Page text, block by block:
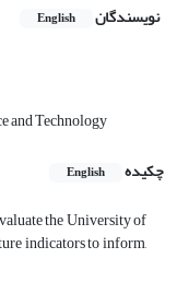
نویسندگان English
and Technology
چکیده
English
the University of
indicators to inform,